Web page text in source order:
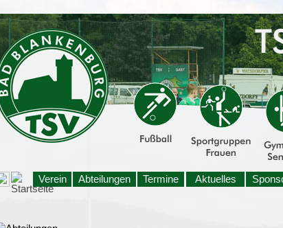
Verein Abteilungen Termine Aktuelles